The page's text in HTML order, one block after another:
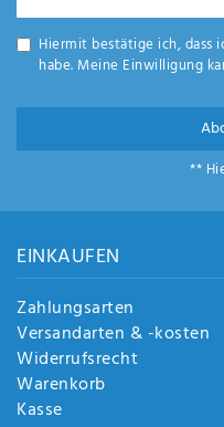
Hiermit bestätige ich, dass
habe. Meine Einwilligung
**
EINKAUFEN
Zahlungsarten
Versandarten & -kosten
Widerrufsrecht
Warenkorb
Kasse